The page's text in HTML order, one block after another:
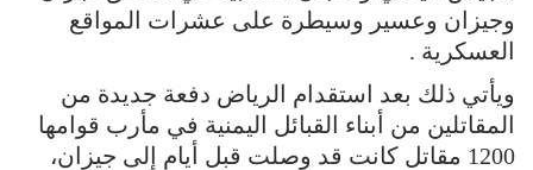
وجيزان وعسير وسيطرة على عشرات المواقع
العسكرية .
ويأتي ذلك بعد استقدام الرياض دفعة جديدة من
المقاتلين من أبناء القبائل اليمنية في مأرب قوامها
1200 مقاتل كانت قد وصلت قبل أيام إلى جيزان،